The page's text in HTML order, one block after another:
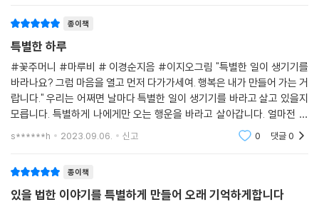
선물해 주었어요. 처음 배달을 갈 때만 해도 선물을 받을 거라곤 생각하지
도 못했는데 정말 특별한 날이 된 것 같았어요. 마지막으로 부침개 배달은
뒷집 할아버지 집이었어요. 금이는 왠지 망설여졌어요. 그 할아버지는 언
제나 화가 난 것처럼 뿌루퉁한 얼굴이어서 무서웠거든요.
“그 할아버지는 무서운데…….”
금이가 중얼거렸어요.
할머니는 가장자리가 노릇노릇해진 부침개를 훌떡 뒤집으며 말했어요.
“할머니가 어떻게 알아?”
종이책
특별한 하루
#꽃주머니 #마루비 # 이경순지음 #이지오그림 "특별한 일이 생기기를
바라나요? 그럼 마음을 열고 먼저 다가가세여. 행복은 내가 만들어 가는 거
랍니다." 우리는 어쩌면 날마다 특별한 일이 생기기를 바라고 살고 있을지
모릅니다. 특별하게 나에게만 오는 행운을 바라고 살아갑니다. 얼마전 막
내아이가 난 인기가 없는 것 같아라는 이야기를 합니다. 왜? 라고 했더니,
s******h 2023.09.06. 신고 0 댓글0
종이책
있을 법한 이야기를 특별하게 만들어 오래 기억하게합니다